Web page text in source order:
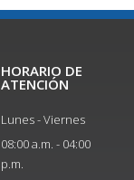
HORARIO DE
ATENCIÓN
Lunes - Viernes
08:00 a.m. - 04:00
p.m.